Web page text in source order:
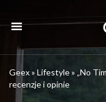
Geex» Lifestyle» „No
recenzje i opinie